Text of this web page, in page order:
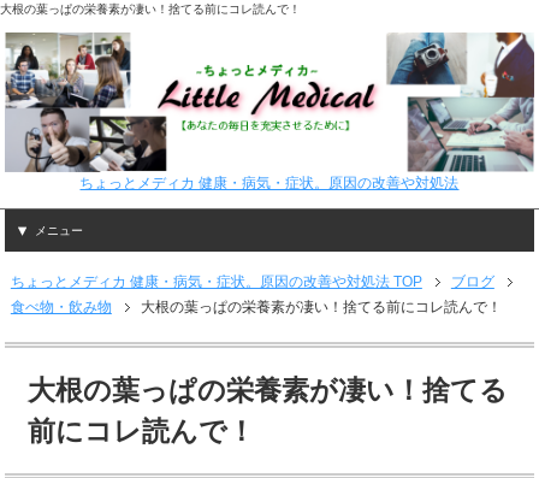
大根の葉っぱの栄養素が凄い！捨てる前にコレ読んで！
ちょっとメディカ 健康・病気・症状。原因の改善や対処法
メニュー
ちょっとメディカ 健康・病気・症状。原因の改善や対処法 TOP
ブログ
食べ物・飲み物
大根の葉っぱの栄養素が凄い！捨てる前にコレ読んで！
大根の葉っぱの栄養素が凄い！捨てる
前にコレ読んで！